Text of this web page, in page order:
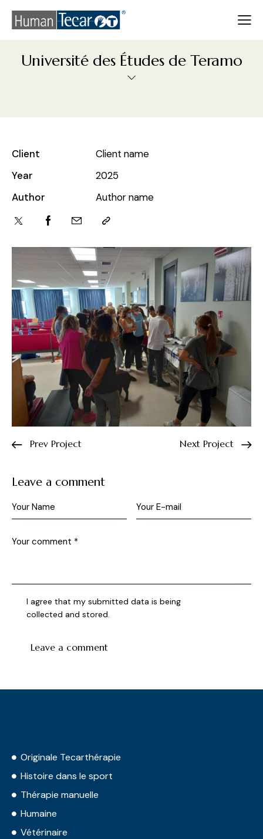
Université des Études de Teramo
Client
Client name
Year
2025
Author
Author name
Prev Project Next Project
Leave a comment
I agree that my submitted data is being
collected and stored
Originale Tecarthérapie
Histoire dans le sport
Thérapie manuelle
Humaine
Vétérinaire